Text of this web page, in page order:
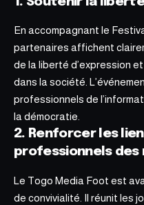
En accompagnant le
partenaires affichent
de la liberté d’expression
dans la société.
professionnels de
la démocratie.
2. Renforcer les
professionnels des
Le Togo Media Foot est
de convivialité. Il réunit les